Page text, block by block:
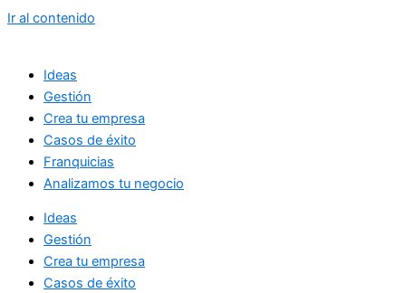
Ir al contenido
Ideas
Gestión
Crea tu empresa
Casos de éxito
Franquicias
Analizamos tu negocio
Ideas
Gestión
Crea tu empresa
Casos de éxito